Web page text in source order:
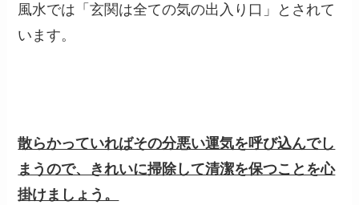
風水では「玄関は全ての気の出入り口」とされて
います。
散らかっていればその分悪い運気を呼び込んでし
まうので、きれいに掃除して清潔を保つことを心
掛けましょう。